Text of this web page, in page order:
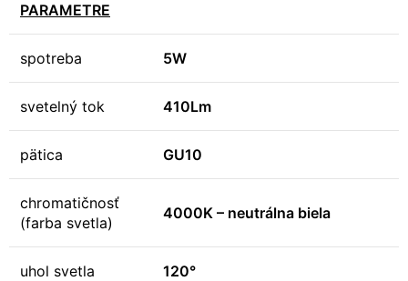
PARAMETRE
spotreba 5W
svetelný tok 410Lm
pätica GU10
chromatičnosť
(farba svetla)
4000K – neutrálna biela
uhol svetla 120°